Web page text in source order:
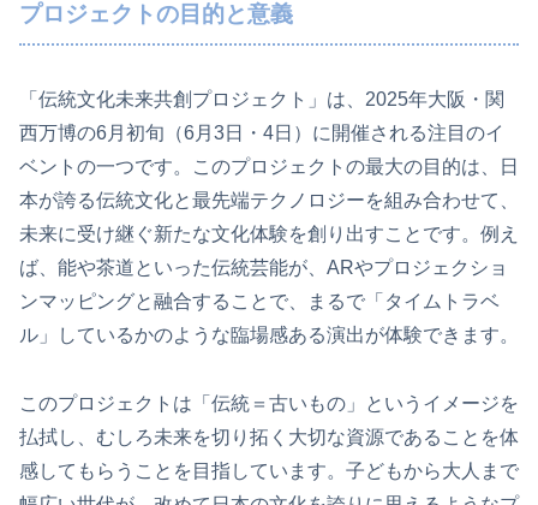
プロジェクトの目的と意義
「伝統文化未来共創プロジェクト」は、2025年大阪・関
西万博の6月初旬（6月3日・4日）に開催される注目のイ
ベントの一つです。このプロジェクトの最大の目的は、日
本が誇る伝統文化と最先端テクノロジーを組み合わせて、
未来に受け継ぐ新たな文化体験を創り出すことです。例え
ば、能や茶道といった伝統芸能が、ARやプロジェクショ
ンマッピングと融合することで、まるで「タイムトラベ
ル」しているかのような臨場感ある演出が体験できます。
このプロジェクトは「伝統＝古いもの」というイメージを
払拭し、むしろ未来を切り拓く大切な資源であることを体
感してもらうことを目指しています。子どもから大人まで